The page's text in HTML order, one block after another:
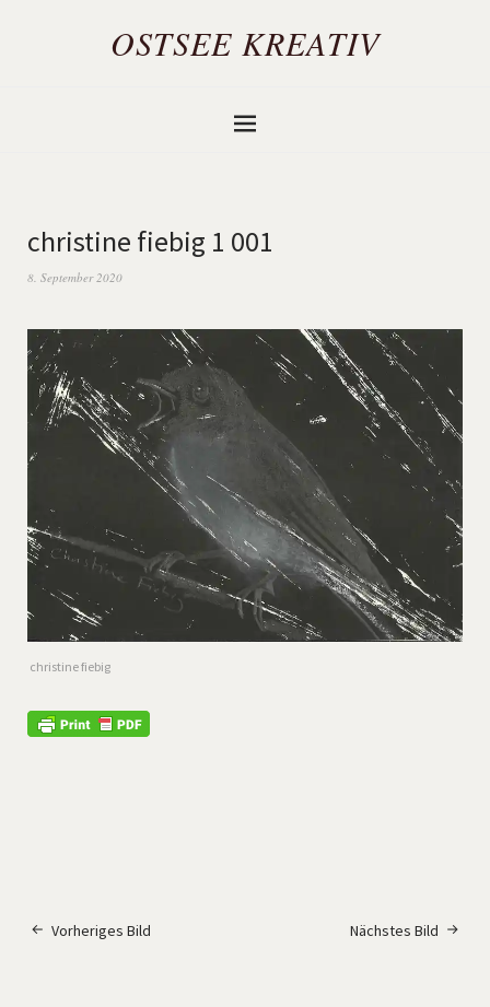
OSTSEE KREATIV
christine fiebig 1 001
8. September 2020
christine fiebig
Nächstes Bild
Vorheriges Bild